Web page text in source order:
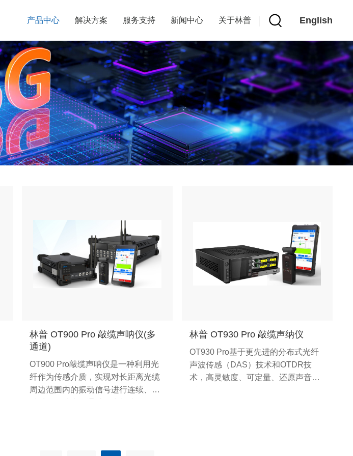
English
产品中心 解决方案 服务支持 新闻中心 关于林普
林普 OT900 Pro 敲缆声呐仪(多
通道)
OT900 Pro敲缆声呐仪是一种利用光
纤作为传感介质，实现对长距离光缆
周边范围内的振动信号进行连续、实
查找、普查等工作。提供多通道测
林普 OT930 Pro 敲缆声纳仪
OT930 Pro基于更先进的分布式光纤
声波传感（DAS）技术和OTDR技
术，高灵敏度、可定量、还原声音，